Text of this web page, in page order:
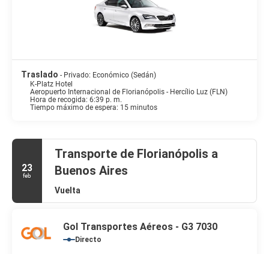
Traslado - Privado: Económico (Sedán)
K-Platz Hotel
Aeropuerto Internacional de Florianópolis - Hercílio Luz (FLN)
Hora de recogida: 6:39 p. m.
Tiempo máximo de espera: 15 minutos
23
feb
Transporte de Florianópolis a
Buenos Aires
Vuelta
Gol Transportes Aéreos - G3 7030
Directo